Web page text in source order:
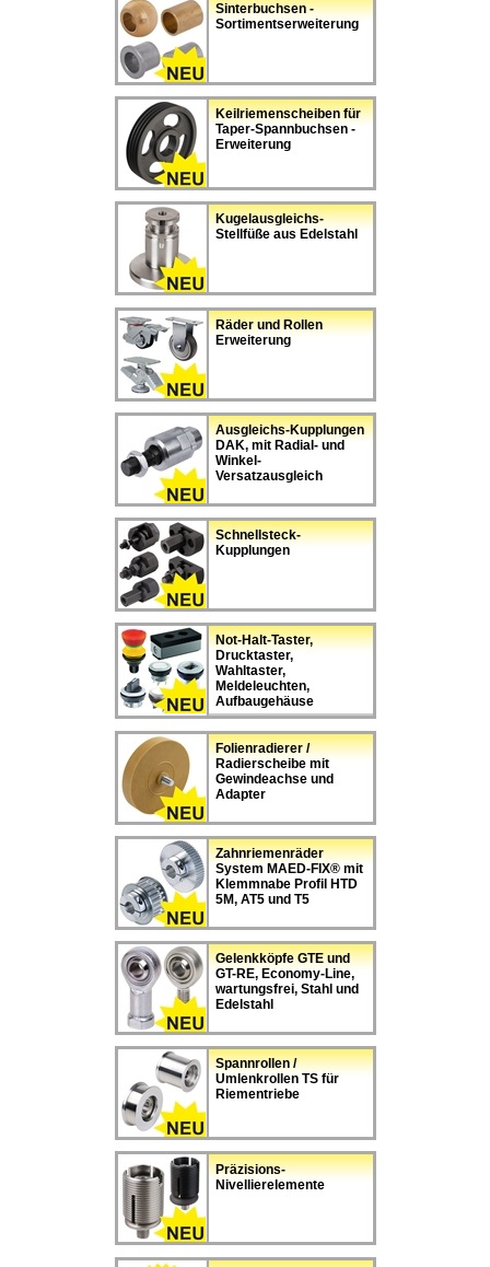
Sinterbuchsen -
Sortimentserweiterung
Keilriemenscheiben für
Taper-Spannbuchsen -
Erweiterung
Kugelausgleichs-
Stellfüße aus Edelstahl
Räder und Rollen
Erweiterung
Ausgleichs-Kupplungen
DAK, mit Radial- und
Winkel-
Versatzausgleich
Schnellsteck-
Kupplungen
Not-Halt-Taster,
Drucktaster,
Wahltaster,
Meldeleuchten,
Aufbaugehäuse
Folienradierer /
Radierscheibe mit
Gewindeachse und
Adapter
Zahnriemenräder
System MAED-FIX® mit
Klemmnabe Profil HTD
5M, AT5 und T5
Gelenkköpfe GTE und
GT-RE, Economy-Line,
wartungsfrei, Stahl und
Edelstahl
Spannrollen /
Umlenkrollen TS für
Riementriebe
Präzisions-
Nivellierelemente